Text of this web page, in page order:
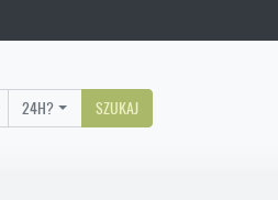
24H? SZUKAJ